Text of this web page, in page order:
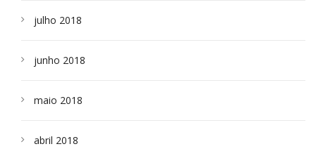
julho 2018
junho 2018
maio 2018
abril 2018